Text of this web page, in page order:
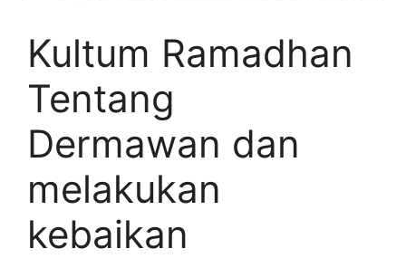
Kultum Ramadhan
Tentang
Dermawan dan
melakukan
kebaikan